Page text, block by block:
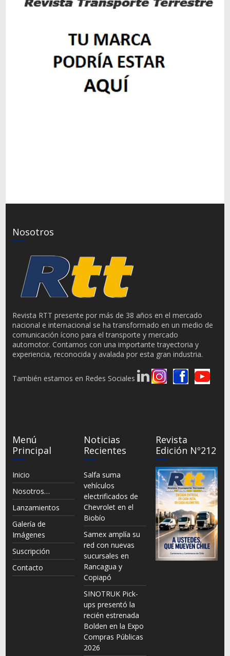
Nosotros
Revista RTT presente por más de 38 años en el mercado
nacional e internacional se ha transformado en un medio de
comunicación ícono para el transporte y mercado
automotor. Contamos con una importante trayectoria y
experiencia, reconocida y avalada por esta gran industria.
También estamos en Redes Sociales
Menú
Principal
Inicio
Nosotros…
Lanzamientos
Galería de
Imágenes
Suscripción
Contacto
Noticias
Recientes
Salfa suma
vehículos
electrificados de
Chevrolet en el
Biobío
Samex amplía su
red con nuevas
sucursales en
Rancagua y
Copiapó
SINOTRUK Pick-
ups presentó la
recién estrenada
Bolden en la Expo
Compras Públicas
2026
Revista
Edición Nº212